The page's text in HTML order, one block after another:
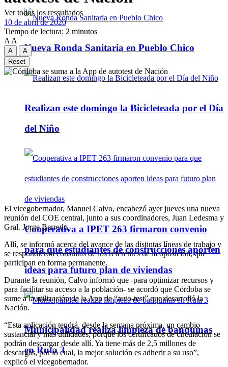
Nueva Ronda Sanitaria en Pueblo Chico
Realizan este domingo la Bicicleteada por el Día
del Niño
Cooperativa a IPET 263 firmaron convenio
para que estudiantes de construcciones aporten
ideas para futuro plan de viviendas
Municipalidad realiza limpieza de banquinas
en Ruta 3
Ver todos los ressultados
10 de abril de 2020
Tiempo de lectura: 2 minutos
A A
A
A
Reset
El vicegobernador, Manuel Calvo, encabezó ayer jueves una nueva
reunión del COE central, junto a sus coordinadores, Juan Ledesma y
Gral. Jorge Berredo.
Allí, se informó acerca del avance de las distintas líneas de trabajo y
se respondieron consultas de los referentes de la oposición, que
participan en forma permanente.
Durante la reunión, Calvo informó que -para optimizar recursos y
para facilitar su acceso a la población- se acordó que Córdoba se
sume a la utilización de la App de “auto-test” que desarrolló la
Nación.
“Esta aplicación tendrá, desde la semana próxima, un cambio
sustancial y más utilidades, porque los certificados de circulación se
podrán descargar desde allí. Ya tiene más de 2,5 millones de
descargas, por lo cual, la mejor solución es adherir a su uso”,
explicó el vicegobernador.